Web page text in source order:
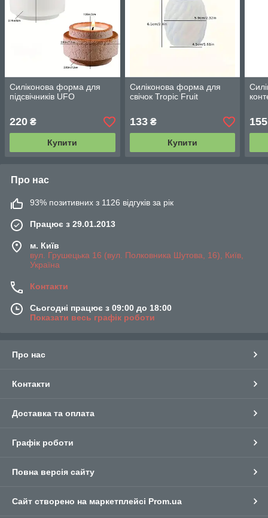
Силіконова форма для
підсвічників UFO
220 ₴
Купити
Силіконова форма для
свічок Tropic Fruit
133₴
Купити
155
Про нас
93% позитивних з 1126 відгуків за рік
Працює з 29.01.2013
м. Київ
вул. Грушецька 16 (вул. Полковника Шутова, 16), Київ,
Україна
Контакти
Сьогодні працює з 09:00 до 18:00
Показати весь графік роботи
Про нас
Контакти
Доставка та оплата
Графік роботи
Повна версія сайту
Сайт створено на маркетплейсі Prom.ua